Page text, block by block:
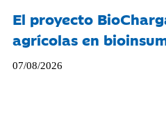
El proyecto
agrícolas en
07/08/2026